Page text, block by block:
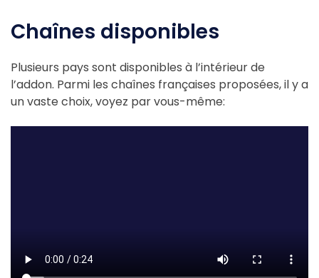
Chaînes disponibles
Plusieurs pays sont disponibles à l’intérieur de
l’addon. Parmi les chaînes françaises proposées, il y a
un vaste choix, voyez par vous-même: